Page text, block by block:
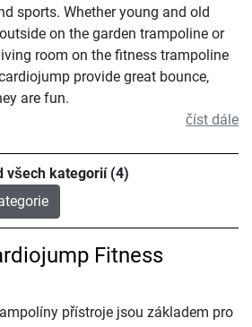
sports. Whether young and old
on the garden trampoline or
room on the fitness trampoline
provide great bounce,
are fun.
číst dále
všech kategorií (4)
Fitness
přístroje jsou základem pro